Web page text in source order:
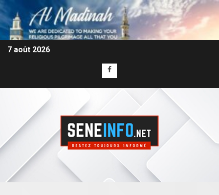
7 août 2026